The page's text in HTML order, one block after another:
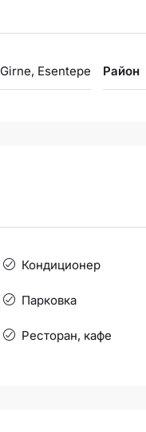
Girne, Esentepe Район
Кондиционер
Парковка
Ресторан, кафе